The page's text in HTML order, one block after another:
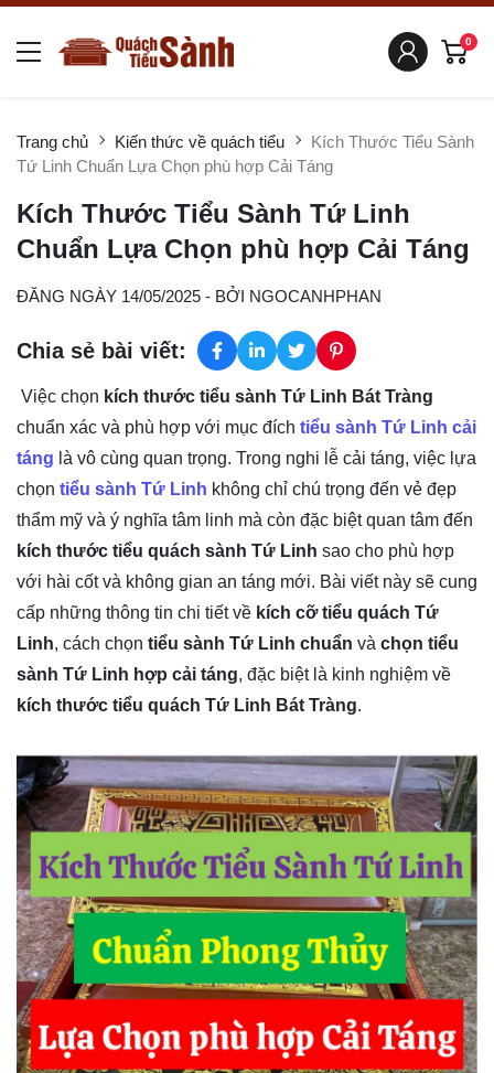
0
Trang chủ Kiến thức về quách tiểu
Kích Thước Tiểu Sành
Tứ Linh Chuẩn Lựa Chọn phù hợp Cải Táng
Kích Thước Tiểu Sành Tứ Linh
Chuẩn Lựa Chọn phù hợp Cải Táng
ĐĂNG NGÀY 14/05/2025 - BỞI NGOCANHPHAN
Chia sẻ bài viết:
Việc chọn kích thước tiểu sành Tứ Linh Bát Tràng
chuẩn xác và phù hợp với mục đích tiểu sành Tứ Linh cải
táng là vô cùng quan trọng. Trong nghi lễ cải táng, việc lựa
chọn tiểu sành Tứ Linh không chỉ chú trọng đến vẻ đẹp
thẩm mỹ và ý nghĩa tâm linh mà còn đặc biệt quan tâm đến
kích thước tiểu quách sành Tứ Linh sao cho phù hợp
với hài cốt và không gian an táng mới. Bài viết này sẽ cung
cấp những thông tin chi tiết về kích cỡ tiểu quách Tứ
Linh, cách chọn tiểu sành Tứ Linh chuẩn và chọn tiểu
sành Tứ Linh hợp cải táng, đặc biệt là kinh nghiệm về
kích thước tiểu quách Tứ Linh Bát Tràng.